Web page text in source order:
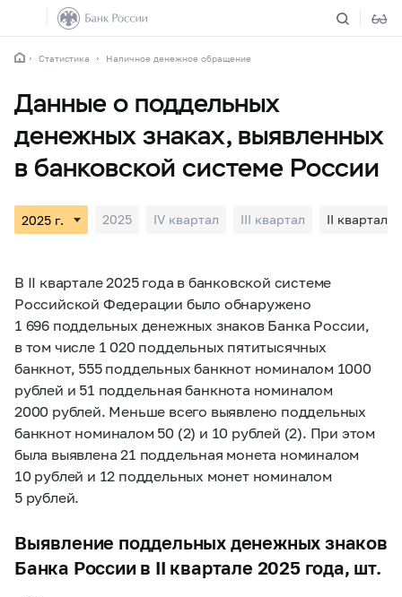
Статистика Наличное денежное обращение
Данные о поддельных
денежных знаках, выявленных
в банковской системе России
2025 IV квартал III квартал II квартал
В II квартале 2025 года в банковской системе
Российской Федерации было обнаружено
1 696 поддельных денежных знаков Банка России,
в том числе 1 020 поддельных пятитысячных
банкнот, 555 поддельных банкнот номиналом 1000
рублей и 51 поддельная банкнота номиналом
2000 рублей. Меньше всего выявлено поддельных
банкнот номиналом 50 (2) и 10 рублей (2). При этом
была выявлена 21 поддельная монета номиналом
10 рублей и 12 поддельных монет номиналом
5 рублей.
Выявление поддельных денежных знаков
Банка России в II квартале 2025 года, шт.